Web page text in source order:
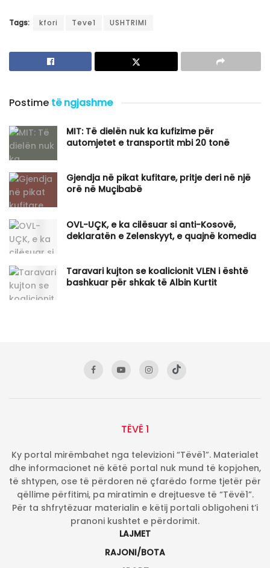
Tags: kfori Teve1 USHTRIMI
Postime të ngjashme
MIT: Të dielën nuk ka kufizime për
automjetet e transportit mbi 20 tonë
Gjendja në pikat kufitare, pritje deri në një
orë në Muçibabë
OVL-UÇK, e ka cilësuar si anti-Kosovë,
deklaratën e Zelenskyyt, e quajnë komedia
Taravari kujton se koalicionit VLEN i është
bashkuar për shkak të Albin Kurtit
TËVË 1
Ky portal mirëmbahet nga televizioni “Tëvë1”. Materialet
dhe informacionet në këtë portal nuk mund të kopjohen,
të shtypen, ose të përdoren në çfarëdo forme tjetër për
qëllime përfitimi, pa miratimin e drejtuesve të “Tëvë1”.
Për ta shfrytëzuar materialin e këtij portali obligoheni t’i
pranoni kushtet e përdorimit.
LAJMET
RAJONI/BOTA